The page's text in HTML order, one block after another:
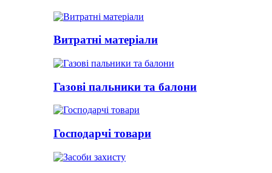
Витратні матеріали
Газові пальники та балони
Господарчі товари